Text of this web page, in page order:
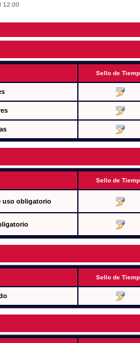
12:00
Sello de
Sello de
uso obligatorio
Sello de